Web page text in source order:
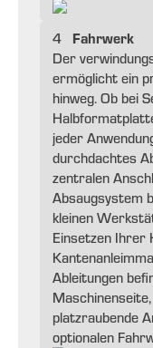
4 Fahrwerk
Der
ermöglicht ein
hinweg. Ob bei
jeder
durchdachtes
zentralen
Absaugsystem
kleinen
Einsetzen Ihrer
Ableitungen
platzraubende
optionalen